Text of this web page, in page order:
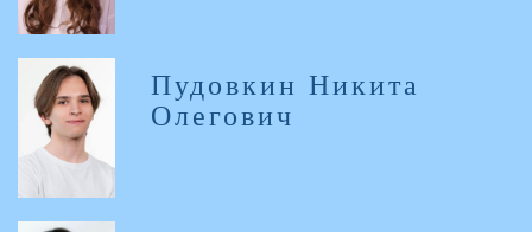
Пудовкин Никита
Олегович